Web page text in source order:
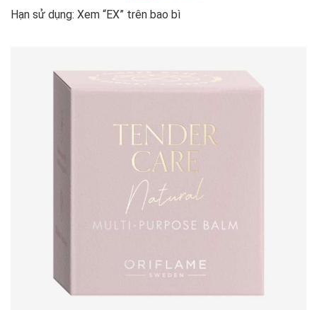
Hạn sử dụng: Xem “EX” trên bao bì